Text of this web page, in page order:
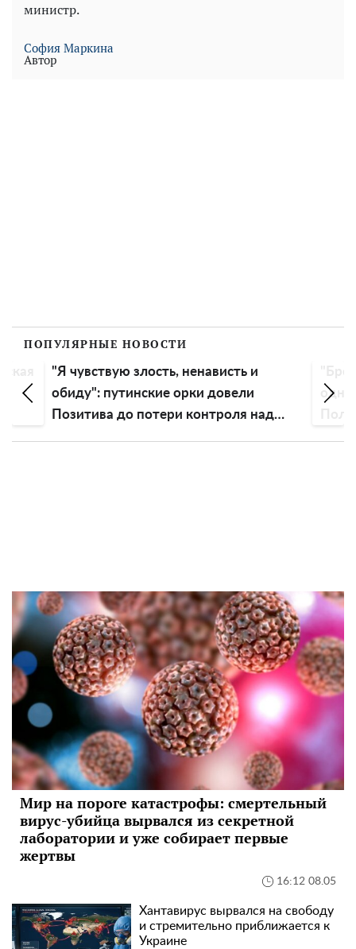
министр.
София Маркина
Автор
ПОПУЛЯРНЫЕ НОВОСТИ
"Я чувствую злость, ненависть и
обиду": путинские орки довели
Позитива до потери контроля над
Мир на пороге катастрофы: смертельный
вирус-убийца вырвался из секретной
лаборатории и уже собирает первые
жертвы
16:12 08.05
Хантавирус вырвался на свободу
и стремительно приближается к
Украине